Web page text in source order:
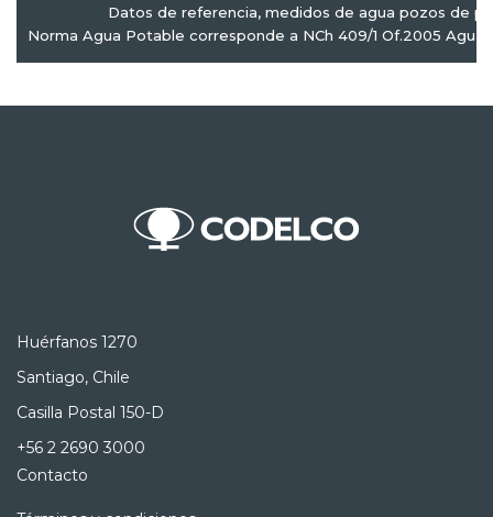
Datos de referencia, medidos de agua pozos de
Norma Agua Potable corresponde a NCh 409/1 Of.2005
Huérfanos 1270
Santiago, Chile
Casilla Postal 150-D
+56 2 2690 3000
Contacto